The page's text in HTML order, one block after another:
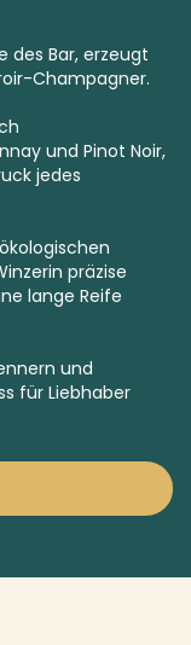
des Bar, erzeugt
Champagner.
und Pinot Noir,
jedes
präzise
lange Reife
und
für Liebhaber